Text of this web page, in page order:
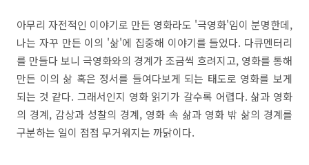
아무리 자전적인 이야기로 만든 영화라도 '극영화'임이 분명한데,
나는 자꾸 만든 이의 '삶'에 집중해 이야기를 들었다. 다큐멘터리
를 만들다 보니 극영화와의 경계가 조금씩 흐려지고, 영화를 통해
만든 이의 삶 혹은 정서를 들여다보게 되는 태도로 영화를 보게
되는 것 같다. 그래서인지 영화 읽기가 갈수록 어렵다. 삶과 영화
의 경계, 감상과 성찰의 경계, 영화 속 삶과 영화 밖 삶의 경계를
구분하는 일이 점점 무거워지는 까닭이다.